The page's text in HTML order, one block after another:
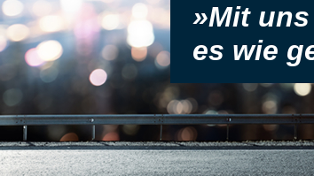
»Mit
es wie